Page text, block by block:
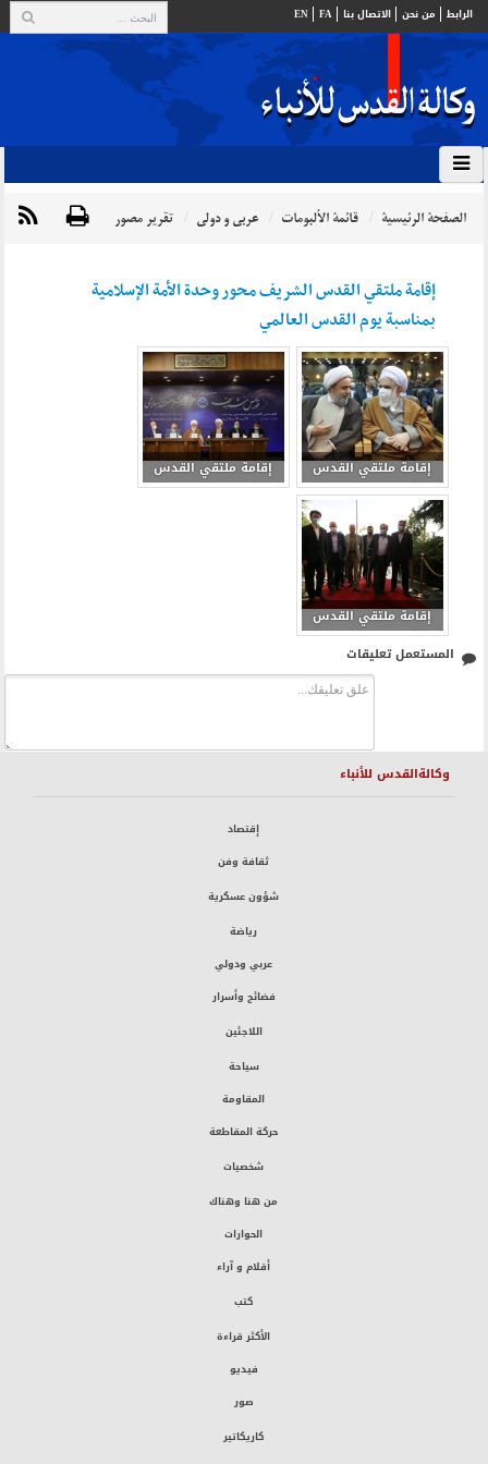
الرابط من نحن الاتصال بنا FA
EN
الصفحة الرئيسية قائمة الألبومات عربي و دولي تقرير مصور
إقامة ملتقي القدس الشريف محور وحدة الأمة الإسلامية
بمناسبة يوم القدس العالمي
إقامة ملتقي القدس
الشريف محور وحدة
الأمة الإسلامية
بمناسبة يوم القدس
العالمي 2
إقامة ملتقي القدس
الشريف محور وحدة
إقامة ملتقي القدس
الشريف محور وحدة
الأمة الإسلامية
بمناسبة يوم القدس
العالمي 4
المستعمل تعليقات
وكالةالقدس للأنباء
إقتصاد
ثقافة وفن
شؤون عسكرية
رياضة
عربي ودولي
فضائح وأسرار
اللاجئين
سياحة
المقاومة
حركة المقاطعة
شخصيات
من هنا وهناك
الحوارات
أقلام و آراء
كتب
الأكثر قراءة
فيديو
صور
كاريكاتير